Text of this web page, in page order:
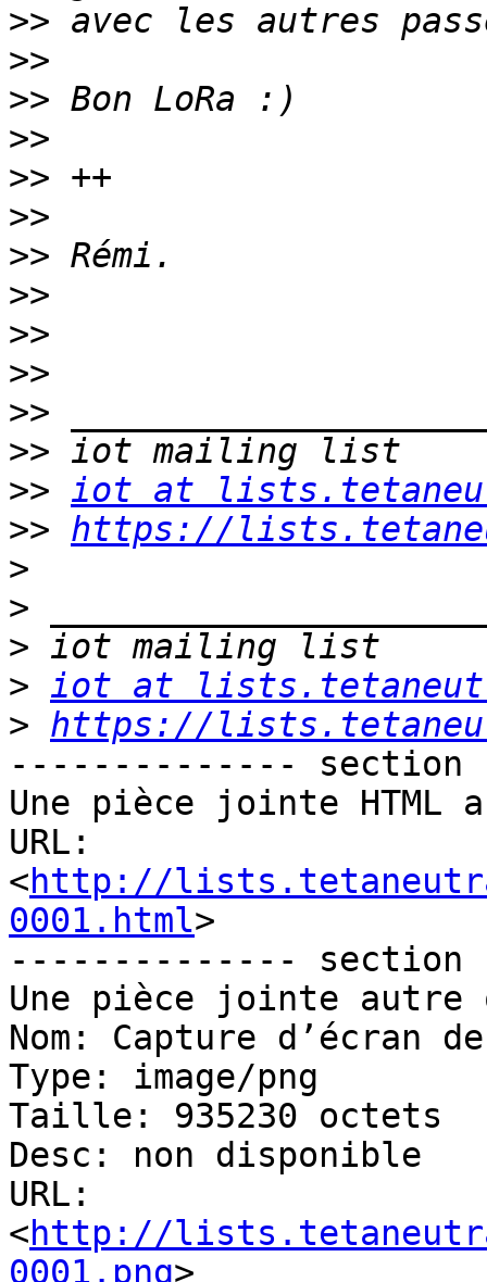
>>
>>
>>
>>
>>
>>
>>
>>
>>
>>
>>
>>
>> iot at
>> https://
>
>
>
> iot at
> https://
-------------- section
Une pièce jointe
URL:
<http://
0001.html>
-------------- section
Une pièce jointe
Nom: Capture d’écran
Type: image/png
Taille: 935230 octets
Desc: non disponible
URL:
<http://
0001.png>